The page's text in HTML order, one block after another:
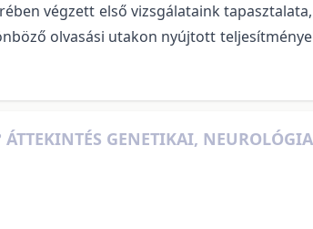
végzett első vizsgálataink
olvasási utakon nyújtott
ÁTTEKINTÉS GENETIKAI,